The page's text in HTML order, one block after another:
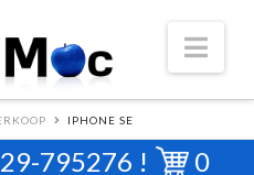
IPHONE SE
795276 ! 0